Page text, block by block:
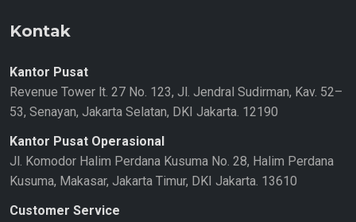
Kontak
Kantor Pusat
Revenue Tower lt. 27 No. 123, Jl. Jendral Sudirman, Kav. 52–
53, Senayan, Jakarta Selatan, DKI Jakarta. 12190
Kantor Pusat Operasional
Jl. Komodor Halim Perdana Kusuma No. 28, Halim Perdana
Kusuma, Makasar, Jakarta Timur, DKI Jakarta. 13610
Customer Service